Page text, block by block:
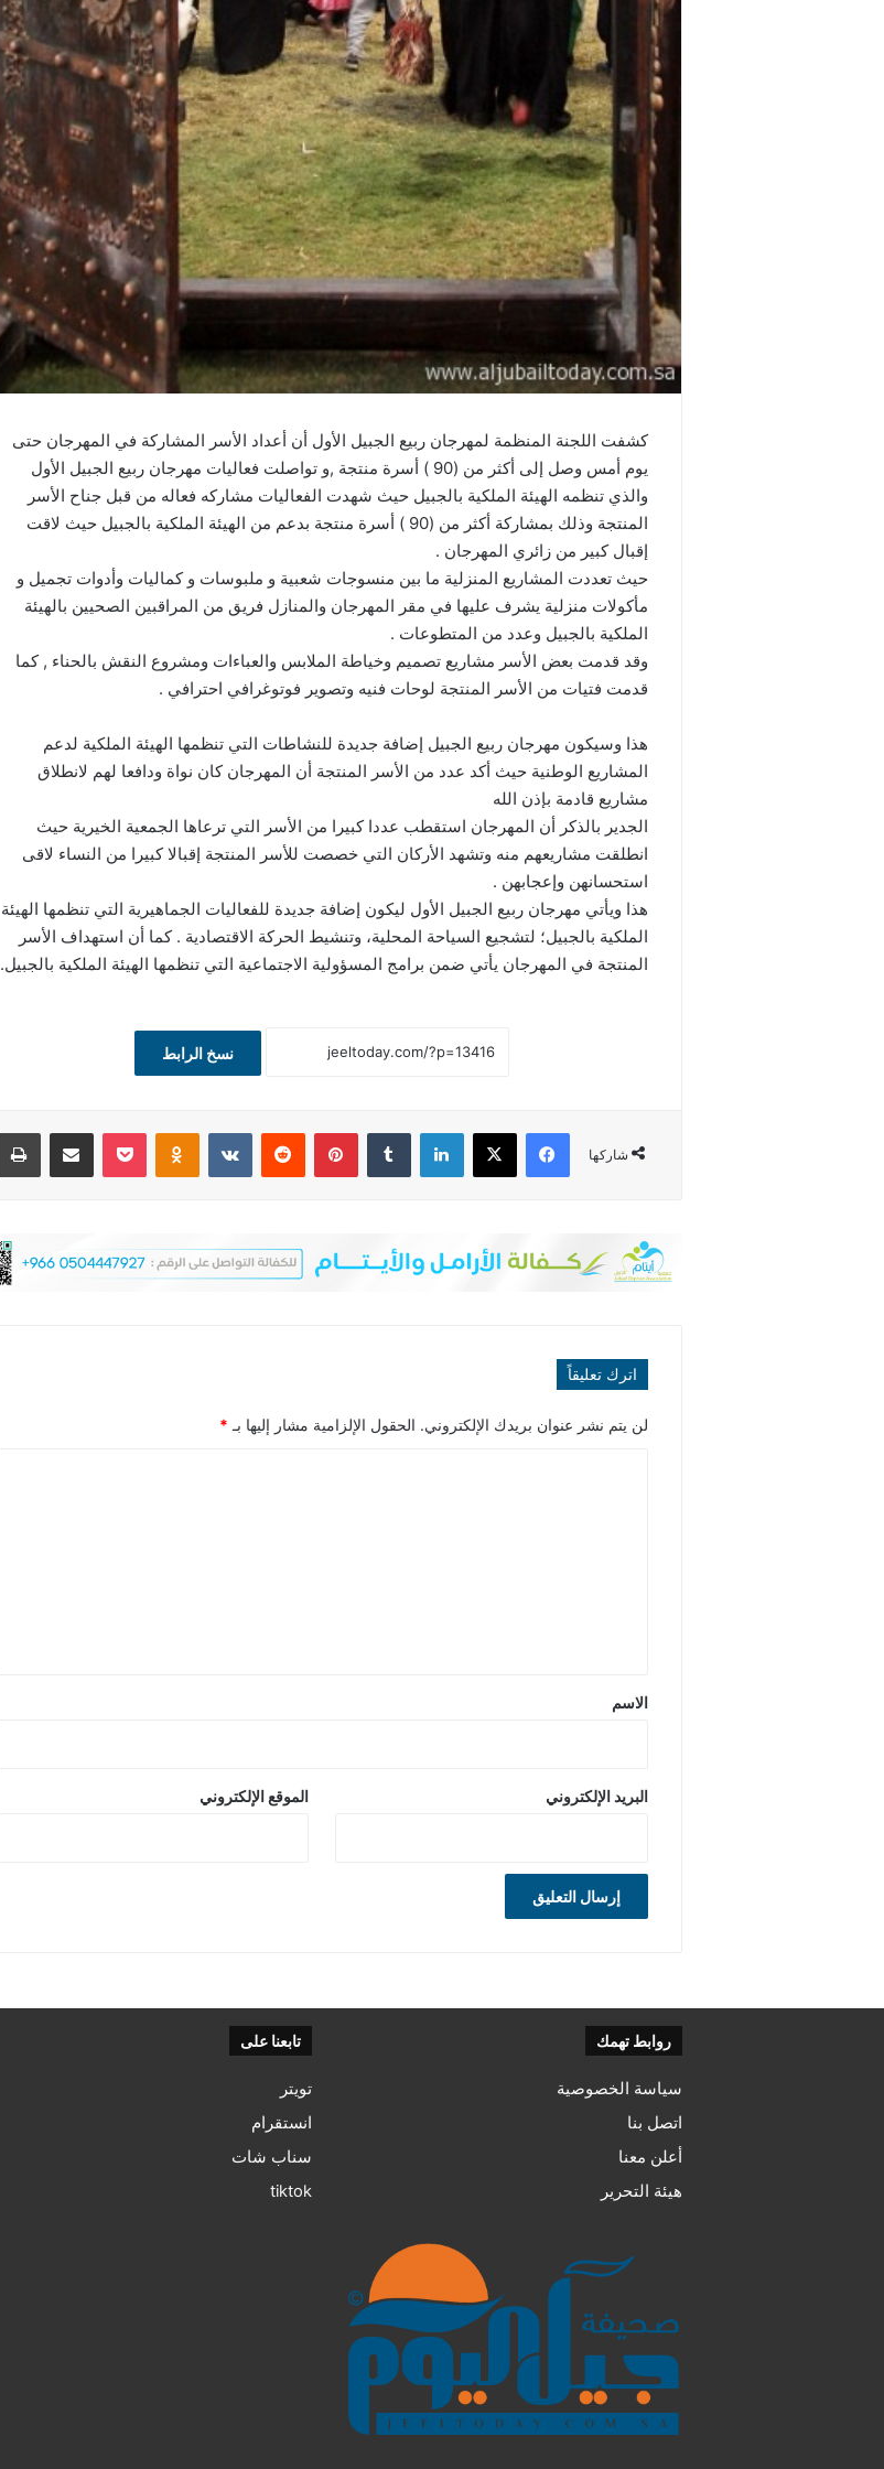
كشفت اللجنة المنظمة لمهرجان ربيع الجبيل الأول أن أعداد الأسر المشاركة في المهرجان حتى
يوم أمس وصل إلى أكثر من (90 ) أسرة منتجة ,و تواصلت فعاليات مهرجان ربيع الجبيل الأول
والذي تنظمه الهيئة الملكية بالجبيل حيث شهدت الفعاليات مشاركه فعاله من قبل جناح الأسر
المنتجة وذلك بمشاركة أكثر من (90 ) أسرة منتجة بدعم من الهيئة الملكية بالجبيل حيث لاقت
إقبال كبير من زائري المهرجان .
حيث تعددت المشاريع المنزلية ما بين منسوجات شعبية و ملبوسات و كماليات وأدوات تجميل و
مأكولات منزلية يشرف عليها في مقر المهرجان والمنازل فريق من المراقبين الصحيين بالهيئة
الملكية بالجبيل وعدد من المتطوعات .
وقد قدمت بعض الأسر مشاريع تصميم وخياطة الملابس والعباءات ومشروع النقش بالحناء , كما
قدمت فتيات من الأسر المنتجة لوحات فنيه وتصوير فوتوغرافي احترافي .
هذا وسيكون مهرجان ربيع الجبيل إضافة جديدة للنشاطات التي تنظمها الهيئة الملكية لدعم
المشاريع الوطنية حيث أكد عدد من الأسر المنتجة أن المهرجان كان نواة ودافعا لهم لانطلاق
مشاريع قادمة بإذن الله
الجدير بالذكر أن المهرجان استقطب عددا كبيرا من الأسر التي ترعاها الجمعية الخيرية حيث
انطلقت مشاريعهم منه وتشهد الأركان التي خصصت للأسر المنتجة إقبالا كبيرا من النساء لاقى
استحسانهن وإعجابهن .
هذا ويأتي مهرجان ربيع الجبيل الأول ليكون إضافة جديدة للفعاليات الجماهيرية التي تنظمها الهيئة
الملكية بالجبيل؛ لتشجيع السياحة المحلية، وتنشيط الحركة الاقتصادية . كما أن استهداف الأسر
المنتجة في المهرجان يأتي ضمن برامج المسؤولية الاجتماعية التي تنظمها الهيئة الملكية بالجبيل.
نسخ الرابط
شاركها
فيسبوك ‫X لينكدإن بينتيريست ‏VKontakte
اترك تعليقاً
لن يتم نشر عنوان بريدك الإلكتروني. الحقول الإلزامية مشار إليها بـ *
*
الاسم
البريد الإلكتروني الموقع الإلكتروني
روابط تهمك
سياسة الخصوصية
اتصل بنا
أعلن معنا
هيئة التحرير
تابعنا على
تويتر
انستقرام
سناب شات
tiktok